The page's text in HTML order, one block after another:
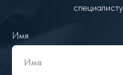
Имя